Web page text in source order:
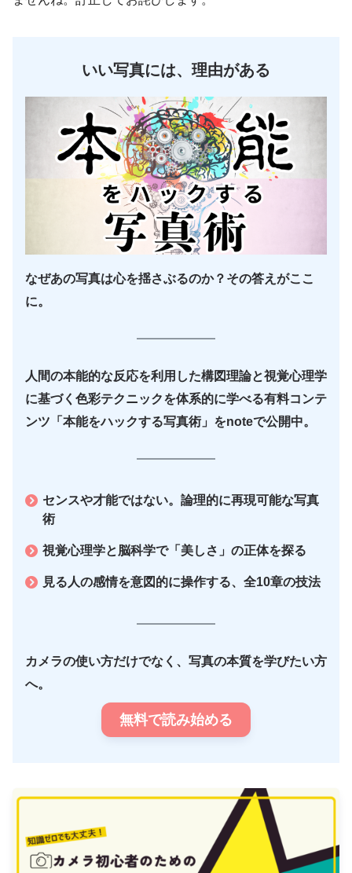
いい写真には、理由がある
なぜあの写真は心を揺さぶるのか？その答えがここ
に。
人間の本能的な反応を利用した構図理論と視覚心理学
に基づく色彩テクニックを体系的に学べる有料コンテ
ンツ「本能をハックする写真術」をnoteで公開中。
センスや才能ではない。論理的に再現可能な写真
術
視覚心理学と脳科学で「美しさ」の正体を探る
見る人の感情を意図的に操作する、全10章の技法
カメラの使い方だけでなく、写真の本質を学びたい方
へ。
無料で読み始める